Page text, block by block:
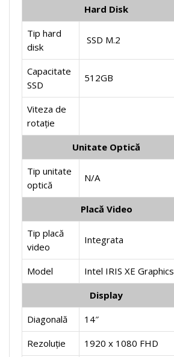
Hard Disk
Tip hard
disk
SSD M.2
Capacitate
SSD
512GB
Viteza de
rotație
Unitate Optică
Tip unitate
optică
N/A
Placă Video
Tip placă
video
Integrata
Model
Intel IRIS XE Graphics
Display
Diagonală
14″
Rezoluție
1920 x 1080 FHD